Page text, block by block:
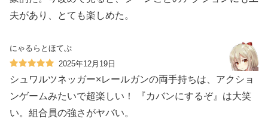
夫があり、とても楽しめた。
にゃるらとほてぷ
2025年12月19日
シュワルツネッガー×レールガンの両手持ちは、アクショ
ンゲームみたいで超楽しい！ 『カバンにするぞ』は大笑
い。組合員の強さがヤバい。